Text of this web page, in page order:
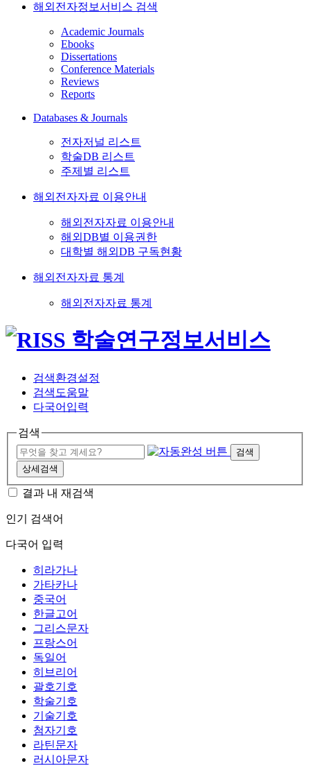
해외전자정보서비스 검색
Academic Journals
Ebooks
Dissertations
Conference Materials
Reviews
Reports
Databases & Journals
전자저널 리스트
학술DB 리스트
주제별 리스트
해외전자자료 이용안내
해외전자자료 이용안내
해외DB별 이용권한
대학별 해외DB 구독현황
해외전자자료 통계
해외전자자료 통계
검색환경설정
검색도움말
다국어입력
검색
검색
상세검색
결과 내 재검색
인기 검색어
다국어 입력
히라가나
가타카나
중국어
한글고어
그리스문자
프랑스어
독일어
히브리어
괄호기호
학술기호
기술기호
첨자기호
라틴문자
러시아문자